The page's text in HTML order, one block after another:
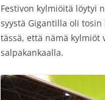
Festivon kylmiöitä löytyi
syystä Gigantilla oli
tässä, että nämä kylmiöt
salpakankaalla.